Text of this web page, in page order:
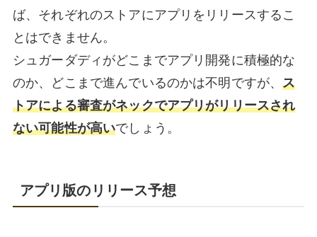
ば、それぞれのストアにアプリをリリースするこ
とはできません。
シュガーダディがどこまでアプリ開発に積極的な
のか、どこまで進んでいるのかは不明ですが、ス
トアによる審査がネックでアプリがリリースされ
ない可能性が高いでしょう。
アプリ版のリリース予想